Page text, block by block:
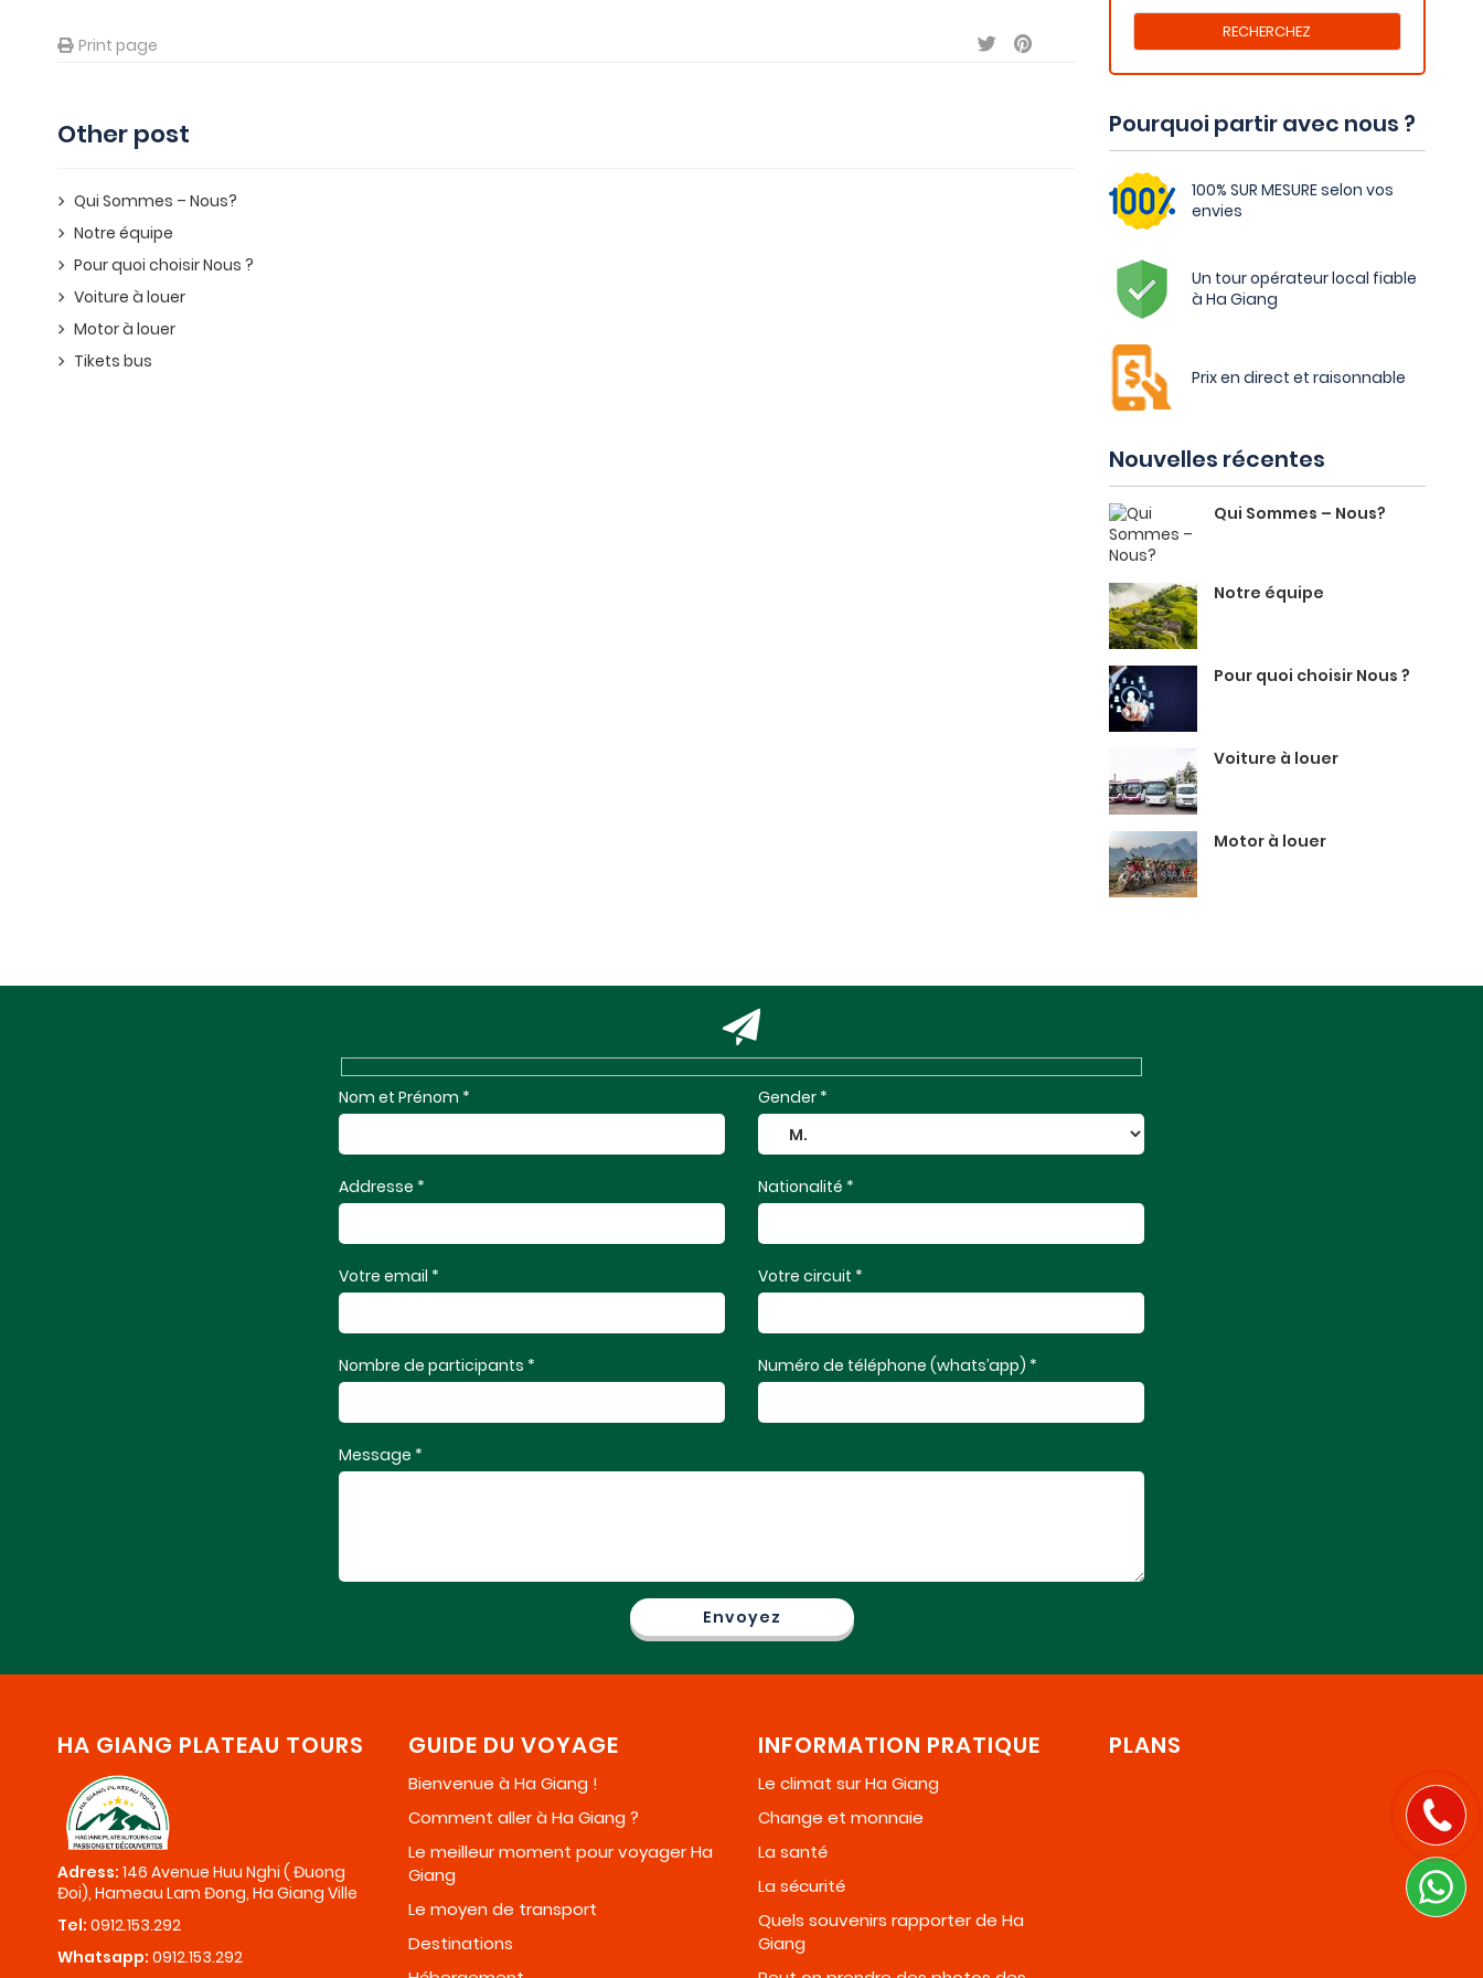
Print page
Other post
Qui Sommes – Nous?
Notre équipe
Pour quoi choisir Nous ?
Voiture à louer
Motor à louer
Tikets bus
Pourquoi partir avec nous ?
100% SUR MESURE selon vos
envies
Un tour opérateur local fiable
à Ha Giang
Prix en direct et raisonnable
Nouvelles récentes
Qui Sommes – Nous?
Notre équipe
Pour quoi choisir Nous ?
Voiture à louer
Motor à louer
Nom et Prénom * Gender *
Addresse * Nationalité *
Votre email * Votre circuit *
Nombre de participants * Numéro de téléphone (whats’app) *
Message *
HA GIANG PLATEAU TOURS
Adress: 146 Avenue Huu Nghi ( Đuong
Đoi), Hameau Lam Đong, Ha Giang Ville
Tel: 0912.153.292
Whatsapp: 0912.153.292
GUIDE DU VOYAGE
Bienvenue à Ha Giang !
Comment aller à Ha Giang ?
Le meilleur moment pour voyager Ha
Giang
Le moyen de transport
Destinations
INFORMATION PRATIQUE
Le climat sur Ha Giang
Change et monnaie
La santé
La sécurité
Quels souvenirs rapporter de Ha
Giang
PLANS